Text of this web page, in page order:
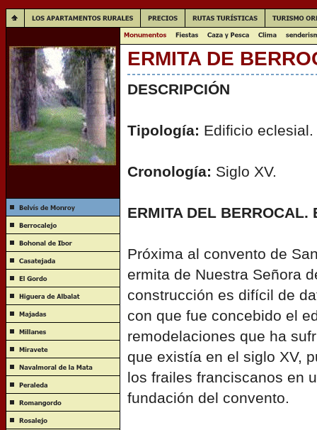
ERMITA DE
DESCRIPCIÓN
Tipología: Edificio eclesial.
Cronología: Siglo XV.
ERMITA DEL BERROCAL.
Próxima al convento de
ermita de Nuestra Señora
construcción es difícil de
con que fue concebido el
remodelaciones que ha
que existía en el siglo XV,
los frailes franciscanos en
fundación del convento.